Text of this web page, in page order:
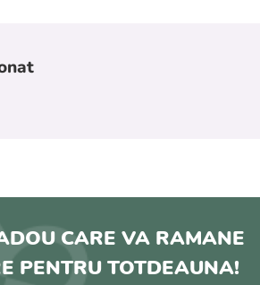
CARE VA RAMANE
PENTRU TOTDEAUNA!